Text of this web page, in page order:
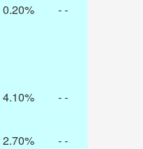
0.20% - -
4.10% - -
2.70% - -